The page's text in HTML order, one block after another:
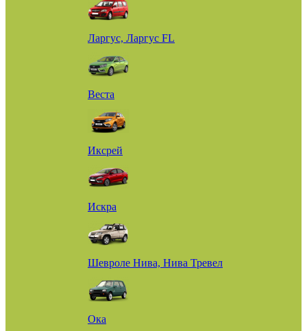
Ларгус, Ларгус FL
Веста
Иксрей
Искра
Шевроле Нива, Нива Тревел
Ока